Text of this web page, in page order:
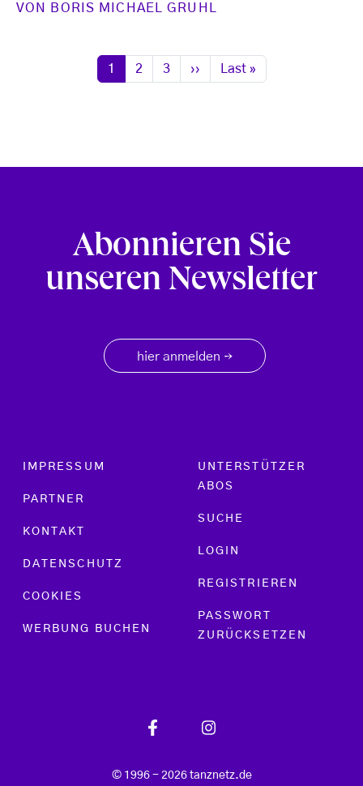
VON
BORIS MICHAEL GRUHL
Seitennummerierung
Seite
1 Seite
2 Seite
3 Nächste Seite
›› Letzte Seite
Last »
Abonnieren Sie
unseren Newsletter
hier anmelden →
Footer menu
IMPRESSUM
PARTNER
KONTAKT
DATENSCHUTZ
COOKIES
WERBUNG BUCHEN
UNTERSTÜTZER
ABOS
SUCHE
LOGIN
REGISTRIEREN
PASSWORT
ZURÜCKSETZEN
© 1996 - 2026 tanznetz.de